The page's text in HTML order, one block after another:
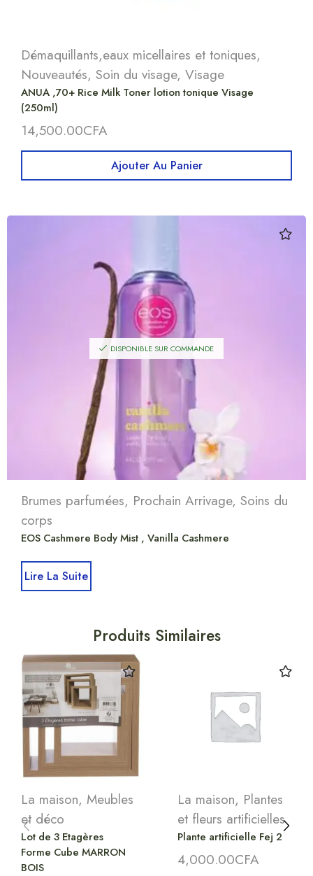
Démaquillants,eaux micellaires et toniques,
Nouveautés, Soin du visage, Visage
ANUA ,70+ Rice Milk Toner lotion tonique Visage
(250ml)
14,500.00CFA
Ajouter Au Panier
DISPONIBLE SUR COMMANDE
Brumes parfumées, Prochain Arrivage, Soins du
corps
EOS Cashmere Body Mist , Vanilla Cashmere
Lire La Suite
Produits Similaires
La maison, Meubles
et déco
Lot de 3 Etagères
Forme Cube MARRON
BOIS
La maison, Plantes
et fleurs artificielles
Plante artificielle Fej 2
4,000.00CFA